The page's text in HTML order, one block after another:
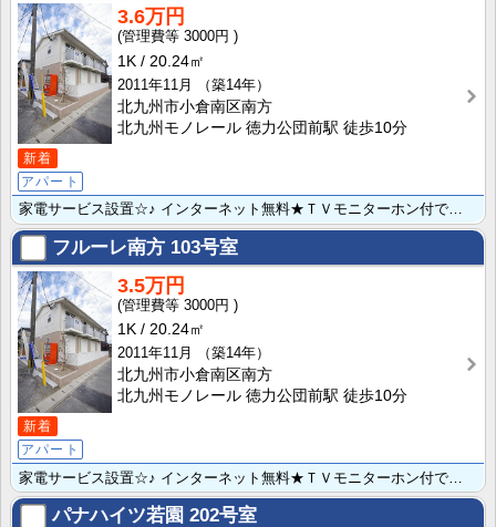
新着
アパート
3.6万円
3000円
1K
20.24㎡
2011年11月
（築14年）
北九州市小倉南区南方
北九州モノレール 徳力公団前駅 徒歩10分
フルーレ南方 103号室
新着
アパート
3.5万円
3000円
1K
20.24㎡
2011年11月
（築14年）
北九州市小倉南区南方
北九州モノレール 徳力公団前駅 徒歩10分
パナハイツ若園 202号室